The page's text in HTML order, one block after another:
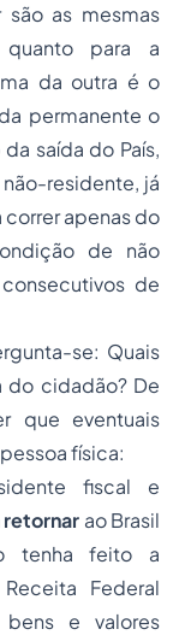
as mesmas
para a
da outra é o
permanente o
saída do País,
residente, já
correr apenas do
de não
de
se: Quais
do cidadão? De
que eventuais
física:
fiscal e
retornar ao Brasil
tenha feito a
Federal
e valores